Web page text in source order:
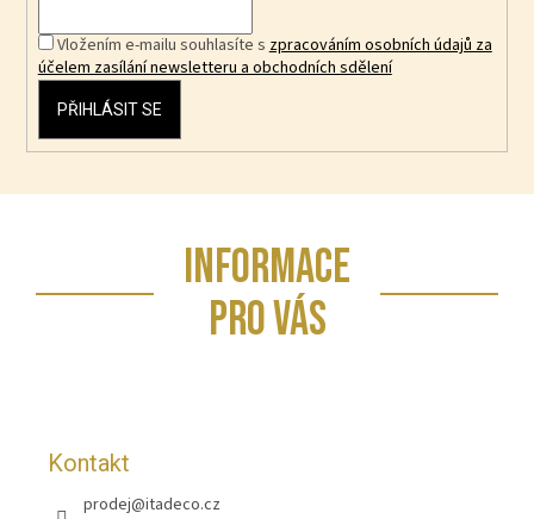
Vložením e-mailu souhlasíte s zpracováním osobních údajů za
účelem zasílání newsletteru a obchodních sdělení
PŘIHLÁSIT SE
INFORMACE
PRO VÁS
Kontakt
prodej@itadeco.cz